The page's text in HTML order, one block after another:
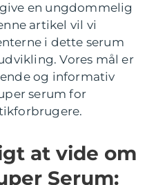
en ungdommelig
artikel vil vi
i dette serum
Vores mål er
og informativ
serum for
at vide om
Serum: